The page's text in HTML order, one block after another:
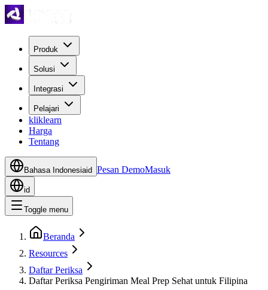
Produk
Solusi
Integrasi
Pelajari
kliklearn
Harga
Tentang
Bahasa Indonesiaid Pesan DemoMasuk
id
Toggle menu
Beranda
Resources
Daftar Periksa
Daftar Periksa Pengiriman Meal Prep Sehat untuk Filipina